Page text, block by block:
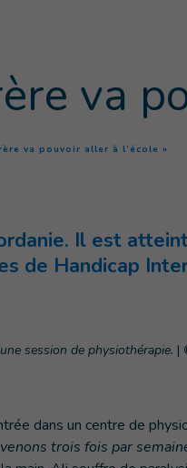
va
va pouvoir aller à l’école »
Il est
de Handicap
session de physiothérapie. |
dans un centre de
trois fois par